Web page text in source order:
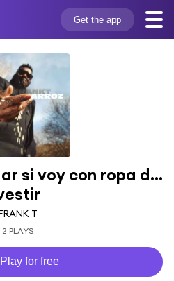
Get the app
si voy con ropa de
T
2 PLAYS
Play for free